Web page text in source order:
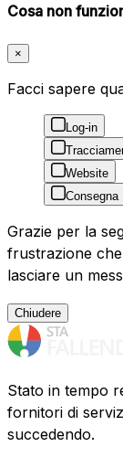
Cosa non
×
Facci sapere
Log-in
Website
Consegna
Grazie per la
frustrazione
lasciare un
Chiudere
Stato in tempo
fornitori di
succedendo.